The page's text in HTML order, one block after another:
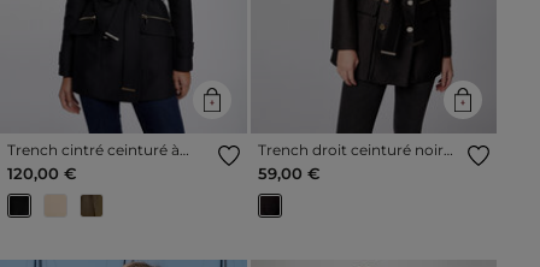
Trench cintré ceinturé à
capuche noir femme
120,00 €
Trench droit ceinturé noir
femme
59,00 €